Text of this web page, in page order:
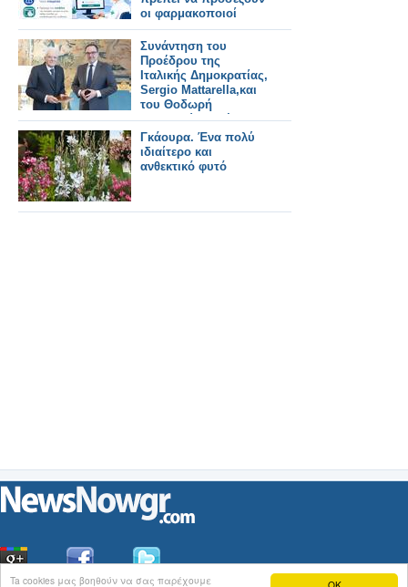
Ta cookies μας βοηθούν να σας παρέχουμε
Ευρώπη.
οι φαρμακοποιοί
Συνάντηση του
Προέδρου της
Ιταλικής Δημοκρατίας,
Sergio Mattarella,και
του Θοδωρή
Κυριακού, Προέδρου
του Ομίλου Antenna,
στη Ρώμη
Γκάουρα. Ένα πολύ
ιδιαίτερο και
ανθεκτικό φυτό